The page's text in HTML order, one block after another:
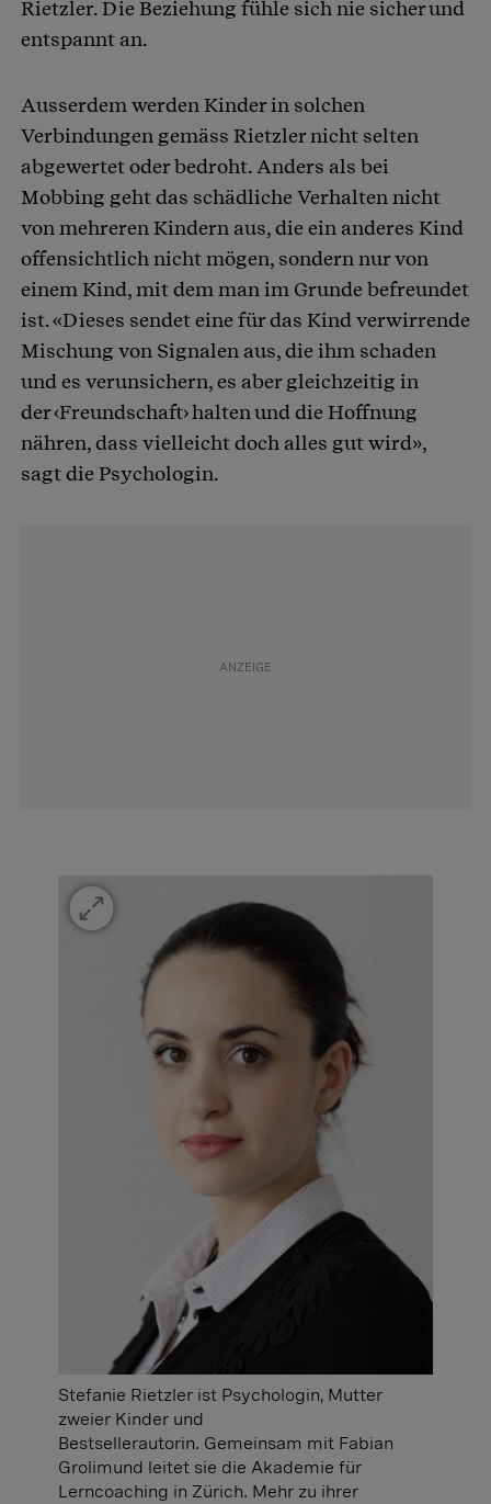
Rietzler. Die Beziehung fühle sich nie sicher und
entspannt an.
Ausserdem werden Kinder in solchen
Verbindungen gemäss Rietzler nicht selten
abgewertet oder bedroht. Anders als bei
Mobbing geht das schädliche Verhalten nicht
von mehreren Kindern aus, die ein anderes Kind
offensichtlich nicht mögen, sondern nur von
einem Kind, mit dem man im Grunde befreundet
ist. «Dieses sendet eine für das Kind verwirrende
Mischung von Signalen aus, die ihm schaden
und es verunsichern, es aber gleichzeitig in
der ‹Freundschaft› halten und die Hoffnung
nähren, dass vielleicht doch alles gut wird»,
sagt die Psychologin.
Stefanie Rietzler ist Psychologin, Mutter
zweier Kinder und
Bestsellerautorin. Gemeinsam mit Fabian
Grolimund leitet sie die Akademie für
Lerncoaching in Zürich. Mehr zu ihrer